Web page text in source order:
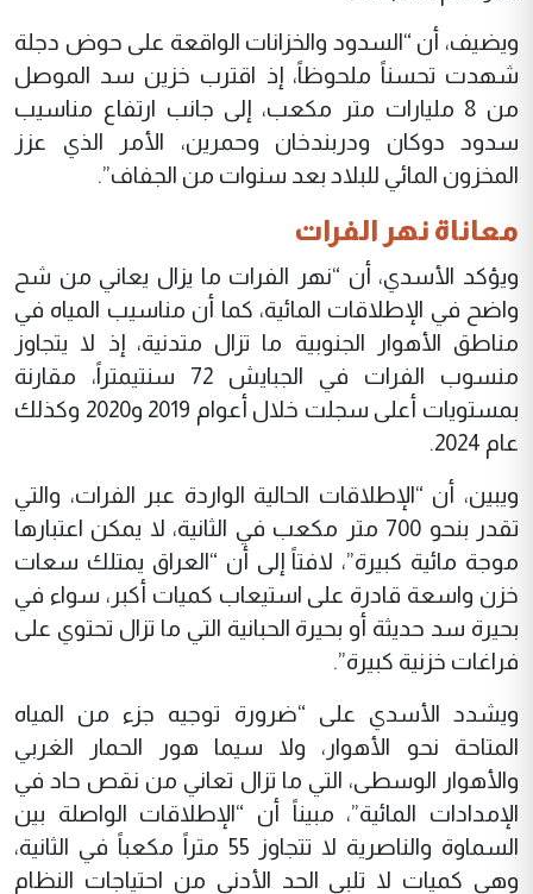
ويضيف، أن “السدود والخزانات الواقعة على حوض دجلة
شهدت تحسناً ملحوظاً، إذ اقترب خزين سد الموصل
من 8 مليارات متر مكعب، إلى جانب ارتفاع مناسيب
سدود دوكان ودربندخان وحمرين، الأمر الذي عزز
المخزون المائي للبلاد بعد سنوات من الجفاف”.
معاناة نهر الفرات
ويؤكد الأسدي، أن “نهر الفرات ما يزال يعاني من شح
واضح في الإطلاقات المائية، كما أن مناسيب المياه في
مناطق الأهوار الجنوبية ما تزال متدنية، إذ لا يتجاوز
منسوب الفرات في الجبايش 72 سنتيمتراً، مقارنة
بمستويات أعلى سجلت خلال أعوام 2019 و2020 وكذلك
عام 2024.
ويبين، أن “الإطلاقات الحالية الواردة عبر الفرات، والتي
تقدر بنحو 700 متر مكعب في الثانية، لا يمكن اعتبارها
موجة مائية كبيرة”، لافتاً إلى أن “العراق يمتلك سعات
خزن واسعة قادرة على استيعاب كميات أكبر، سواء في
بحيرة سد حديثة أو بحيرة الحبانية التي ما تزال تحتوي على
فراغات خزنية كبيرة”.
ويشدد الأسدي على “ضرورة توجيه جزء من المياه
المتاحة نحو الأهوار، ولا سيما هور الحمار الغربي
والأهوار الوسطى، التي ما تزال تعاني من نقص حاد في
الإمدادات المائية”، مبيناً أن “الإطلاقات الواصلة بين
السماوة والناصرية لا تتجاوز 55 متراً مكعباً في الثانية،
وهي كميات لا تلبي الحد الأدنى من احتياجات النظام